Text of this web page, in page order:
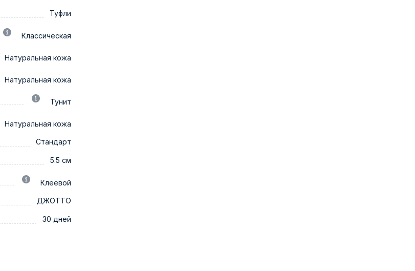
Туфли
Классическая
Натуральная кожа
Натуральная кожа
Тунит
Натуральная кожа
Стандарт
5.5 см
Клеевой
ДЖОТТО
30 дней